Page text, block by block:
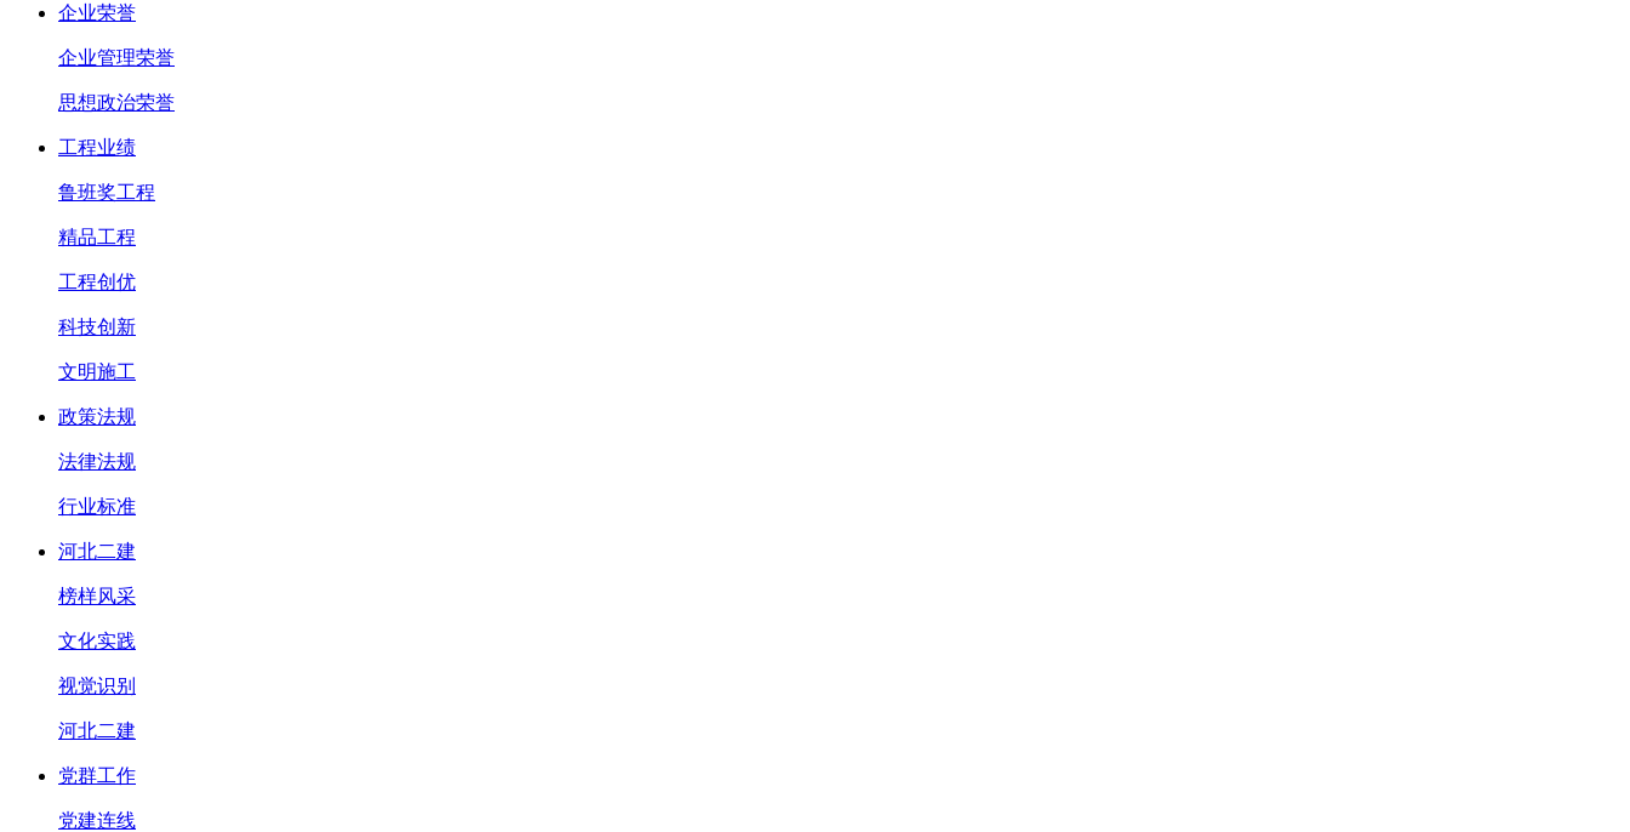
企业荣誉
企业管理荣誉
思想政治荣誉
工程业绩
鲁班奖工程
精品工程
工程创优
科技创新
文明施工
政策法规
法律法规
行业标准
河北二建
榜样风采
文化实践
视觉识别
河北二建
党群工作
党建连线